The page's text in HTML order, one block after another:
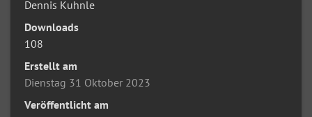
Dennis Kuhnle
Downloads
108
Erstellt am
Dienstag 31 Oktober 2023
Veröffentlicht am